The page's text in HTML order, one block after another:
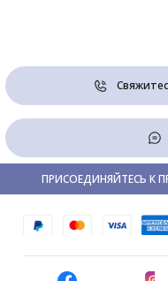
ПРИСОЕДИНЯЙТЕСЬ К